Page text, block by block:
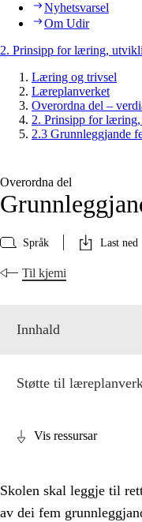
Nyhetsvarsel
Om Udir
2. Prinsipp for læring,
Læring og trivsel
Læreplanverket
Overordna del –
2. Prinsipp for
2.3 Grunnleggjande
Overordna del
Språk Last ned
Til kjemi
Innhald
Støtte til
Vis ressursar
Skolen skal leggje til
av dei fem